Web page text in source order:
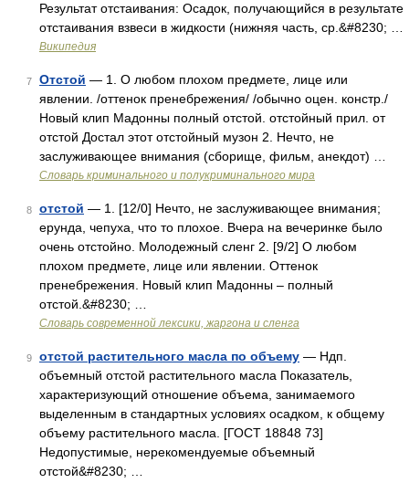
Результат отстаивания: Осадок, получающийся в результате
отстаивания взвеси в жидкости (нижняя часть, ср.&#8230; …
Википедия
7 Отстой — 1. О любом плохом предмете, лице или
явлении. /оттенок пренебрежения/ /обычно оцен. констр./
Новый клип Мадонны полный отстой. отстойный прил. от
отстой Достал этот отстойный музон 2. Нечто, не
заслуживающее внимания (сборище, фильм, анекдот) …
Словарь криминального и полукриминального мира
8 отстой — 1. [12/0] Нечто, не заслуживающее внимания;
ерунда, чепуха, что то плохое. Вчера на вечеринке было
очень отстойно. Молодежный сленг 2. [9/2] О любом
плохом предмете, лице или явлении. Оттенок
пренебрежения. Новый клип Мадонны – полный
отстой.&#8230; …
Cловарь современной лексики, жаргона и сленга
9 отстой растительного масла по объему — Ндп.
объемный отстой растительного масла Показатель,
характеризующий отношение объема, занимаемого
выделенным в стандартных условиях осадком, к общему
объему растительного масла. [ГОСТ 18848 73]
Недопустимые, нерекомендуемые объемный
отстой&#8230; …